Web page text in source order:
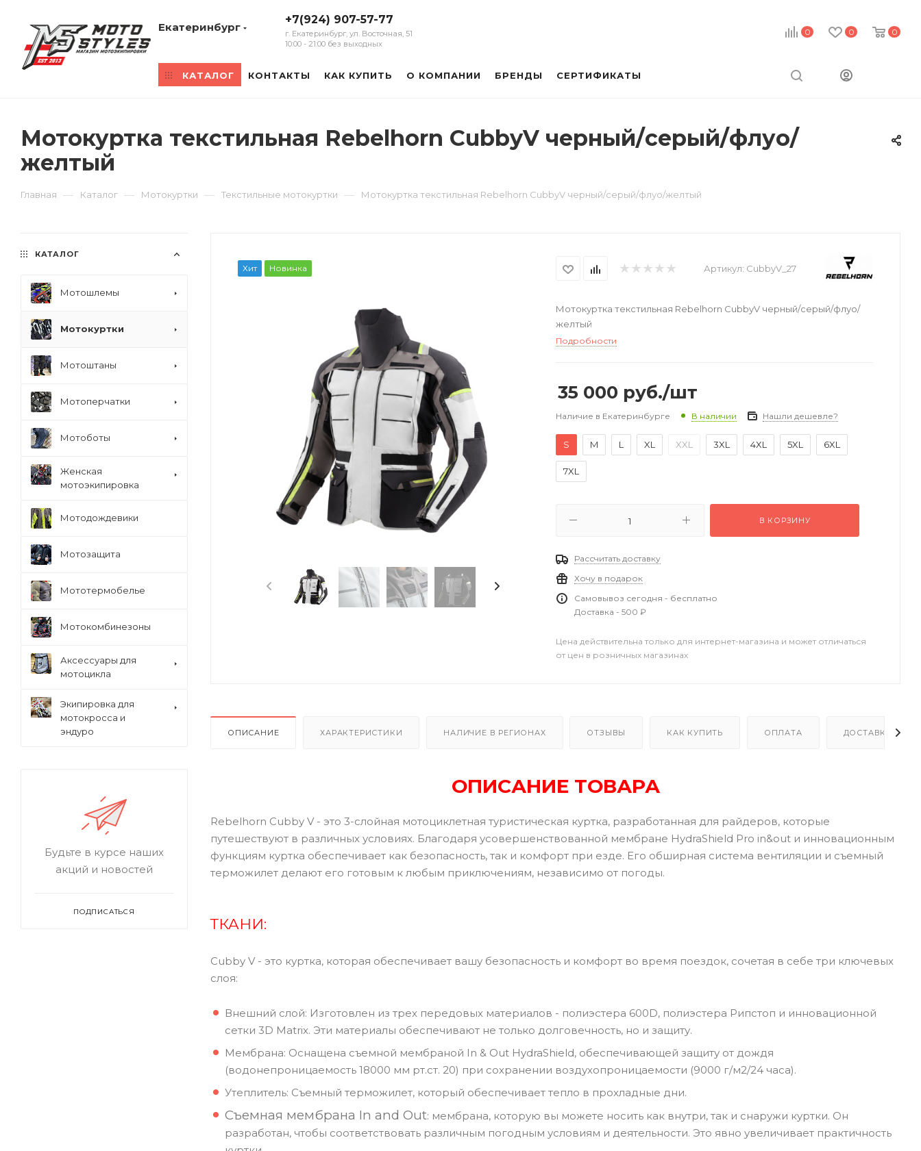
0 0 0
Екатеринбург
+7(924) 907-57-77
г. Екатеринбург, ул. Восточная, 51
10:00 - 21:00 без выходных
КАТАЛОГ КОНТАКТЫ КАК КУПИТЬ О КОМПАНИИ БРЕНДЫ СЕРТИФИКАТЫ
Мотокуртка текстильная Rebelhorn CubbyV черный/серый/флуо/
желтый
Главная — Каталог — Мотокуртки — Текстильные мотокуртки — Мотокуртка текстильная Rebelhorn CubbyV черный/серый/флуо/желтый
Хит Новинка Артикул: CubbyV_27
Мотокуртка текстильная Rebelhorn CubbyV черный/серый/флуо/
желтый
Подробности
35 000 руб./шт
Наличие в Екатеринбурге В наличии Нашли дешевле?
S M L XL XXL 3XL 4XL 5XL 6XL
7XL
В КОРЗИНУ
Рассчитать доставку
Хочу в подарок
Самовывоз сегодня - бесплатно
Доставка - 500 ₽
Цена действительна только для интернет-магазина и может отличаться
от цен в розничных магазинах
ОПИСАНИЕ ХАРАКТЕРИСТИКИ НАЛИЧИЕ В РЕГИОНАХ ОТЗЫВЫ КАК КУПИТЬ ОПЛАТА ДОСТАВКА
ОПИСАНИЕ ТОВАРА
Rebelhorn Cubby V - это 3-слойная мотоциклетная туристическая куртка, разработанная для райдеров, которые
путешествуют в различных условиях. Благодаря усовершенствованной мембране HydraShield Pro in&out и инновационным
функциям куртка обеспечивает как безопасность, так и комфорт при езде. Его обширная система вентиляции и съемный
терможилет делают его готовым к любым приключениям, независимо от погоды.
ТКАНИ:
Cubby V - это куртка, которая обеспечивает вашу безопасность и комфорт во время поездок, сочетая в себе три ключевых
слоя:
Внешний слой: Изготовлен из трех передовых материалов - полиэстера 600D, полиэстера Рипстоп и инновационной
сетки 3D Matrix. Эти материалы обеспечивают не только долговечность, но и защиту.
Мембрана: Оснащена съемной мембраной In & Out HydraShield, обеспечивающей защиту от дождя
(водонепроницаемость 18000 мм рт.ст. 20) при сохранении воздухопроницаемости (9000 г/м2/24 часа).
Утеплитель: Съемный терможилет, который обеспечивает тепло в прохладные дни.
Съемная мембрана In and Out: мембрана, которую вы можете носить как внутри, так и снаружи куртки. Он
разработан, чтобы соответствовать различным погодным условиям и деятельности. Это явно увеличивает практичность
КАТАЛОГ
Мотошлемы
Мотокуртки
Мотоштаны
Мотоперчатки
Мотоботы
Женская
мотоэкипировка
Мотодождевики
Мотозащита
Мототермобелье
Мотокомбинезоны
Аксессуары для
мотоцикла
Экипировка для
мотокросса и
эндуро
Будьте в курсе наших
акций и новостей
ПОДПИСАТЬСЯ